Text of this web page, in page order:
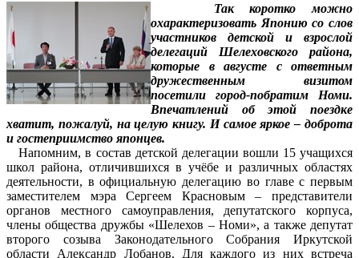
Так коротко можно
охарактеризовать Японию со слов
участников детской и взрослой
делегаций Шелеховского района,
которые в августе с ответным
дружественным визитом
посетили город-побратим Номи.
Впечатлений об этой поездке
хватит, пожалуй, на целую книгу. И самое яркое – доброта
и гостеприимство японцев.
Напомним, в состав детской делегации вошли 15 учащихся
школ района, отличившихся в учёбе и различных областях
деятельности, в официальную делегацию во главе с первым
заместителем мэра Сергеем Красновым – представители
органов местного самоуправления, депутатского корпуса,
члены общества дружбы «Шелехов – Номи», а также депутат
второго созыва Законодательного Собрания Иркутской
области Александр Лобанов. Для каждого из них встреча